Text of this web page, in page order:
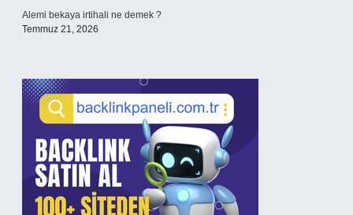
Alemi bekaya irtihali ne demek ?
Temmuz 21, 2026